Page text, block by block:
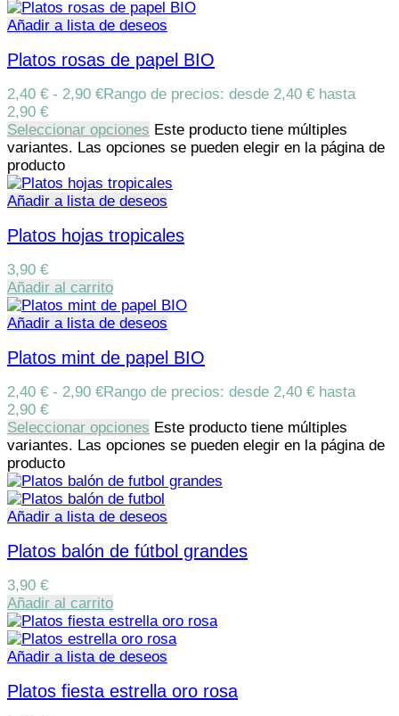
Añadir a lista de deseos
Platos rosas de papel BIO
2,40 € - 2,90 €Rango de precios: desde 2,40 € hasta
2,90 €
Seleccionar opciones Este producto tiene múltiples
variantes. Las opciones se pueden elegir en la página de
producto
Añadir a lista de deseos
Platos hojas tropicales
3,90 €
Añadir al carrito
Añadir a lista de deseos
Platos mint de papel BIO
2,40 € - 2,90 €Rango de precios: desde 2,40 € hasta
2,90 €
Seleccionar opciones Este producto tiene múltiples
variantes. Las opciones se pueden elegir en la página de
producto
Añadir a lista de deseos
Platos balón de fútbol grandes
3,90 €
Añadir al carrito
Añadir a lista de deseos
Platos fiesta estrella oro rosa